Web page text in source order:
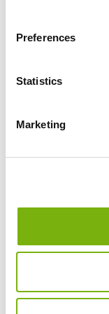
Preferences
Statistics
Marketing
bike